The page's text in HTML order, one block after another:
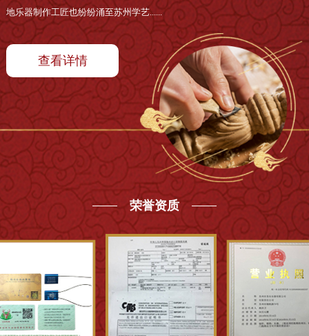
地乐器制作工匠也纷纷涌至苏州学艺......
查看详情
荣誉资质